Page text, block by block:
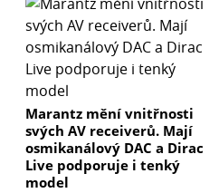
Marantz mění vnitřnosti
svých AV receiverů. Mají
osmikanálový DAC a Dirac
Live podporuje i tenký
model